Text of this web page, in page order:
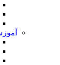
آموزش